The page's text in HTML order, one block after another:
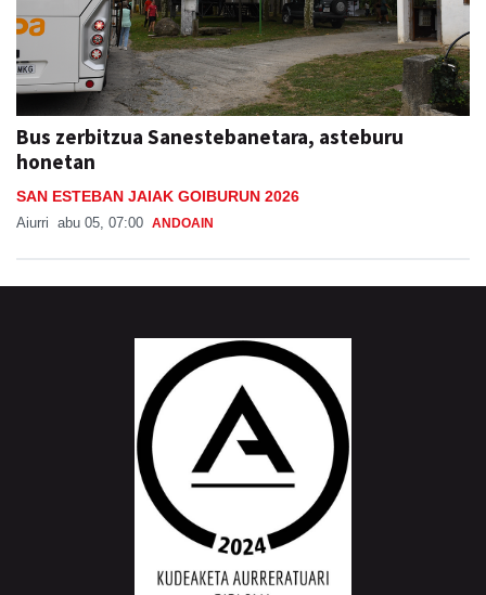
Bus zerbitzua Sanestebanetara, asteburu
honetan
SAN ESTEBAN JAIAK GOIBURUN 2026
Aiurri abu 05, 07:00 ANDOAIN